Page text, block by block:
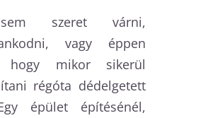
szeret várni,
vagy éppen
hogy mikor sikerül
régóta dédelgetett
épület építésénél,